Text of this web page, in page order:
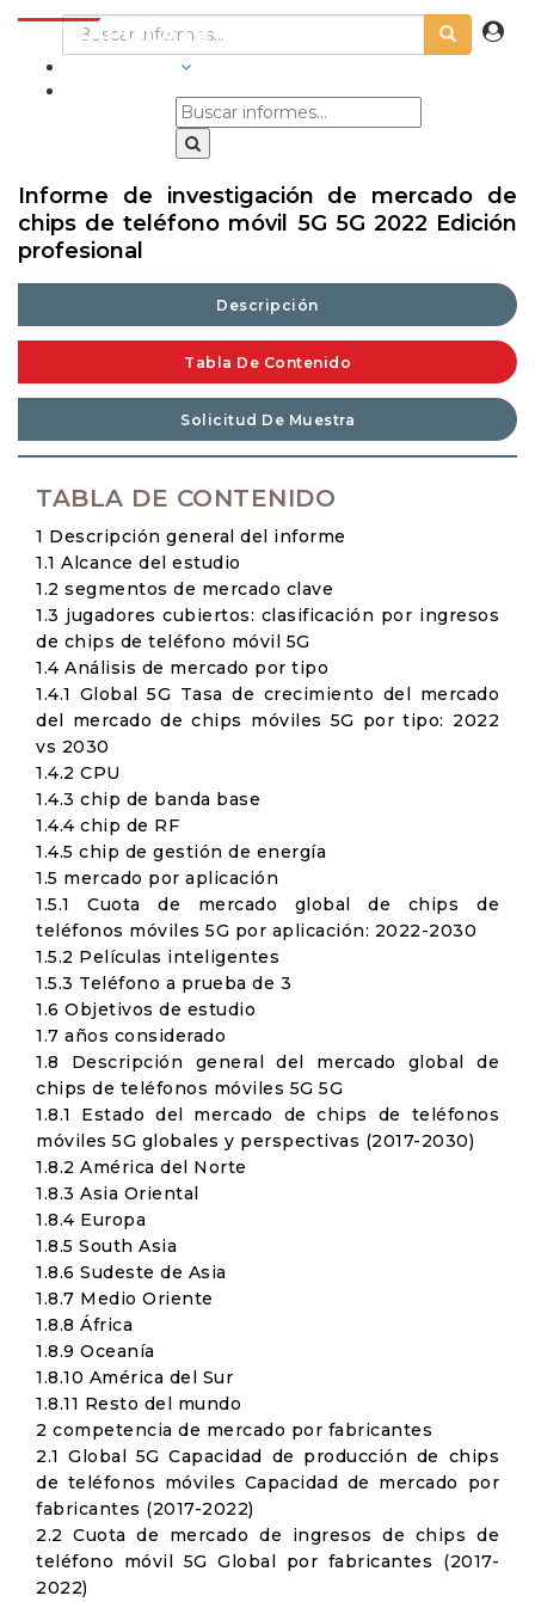
Informe de investigación de mercado de
chips de teléfono móvil 5G 5G 2022 Edición
profesional
Descripción
Tabla De Contenido
Solicitud De Muestra
TABLA DE CONTENIDO
1 Descripción general del informe
1.1 Alcance del estudio
1.2 segmentos de mercado clave
1.3 jugadores cubiertos: clasificación por ingresos
de chips de teléfono móvil 5G
1.4 Análisis de mercado por tipo
1.4.1 Global 5G Tasa de crecimiento del mercado
del mercado de chips móviles 5G por tipo: 2022
vs 2030
1.4.2 CPU
1.4.3 chip de banda base
1.4.4 chip de RF
1.4.5 chip de gestión de energía
1.5 mercado por aplicación
1.5.1 Cuota de mercado global de chips de
teléfonos móviles 5G por aplicación: 2022-2030
1.5.2 Películas inteligentes
1.5.3 Teléfono a prueba de 3
1.6 Objetivos de estudio
1.7 años considerado
1.8 Descripción general del mercado global de
chips de teléfonos móviles 5G 5G
1.8.1 Estado del mercado de chips de teléfonos
móviles 5G globales y perspectivas (2017-2030)
1.8.2 América del Norte
1.8.3 Asia Oriental
1.8.4 Europa
1.8.5 South Asia
1.8.6 Sudeste de Asia
1.8.7 Medio Oriente
1.8.8 África
1.8.9 Oceanía
1.8.10 América del Sur
1.8.11 Resto del mundo
2 competencia de mercado por fabricantes
2.1 Global 5G Capacidad de producción de chips
de teléfonos móviles Capacidad de mercado por
fabricantes (2017-2022)
2.2 Cuota de mercado de ingresos de chips de
teléfono móvil 5G Global por fabricantes (2017-
2022)